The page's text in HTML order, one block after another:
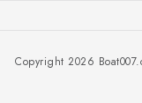
Obchodní podmínky
Copyright 2026